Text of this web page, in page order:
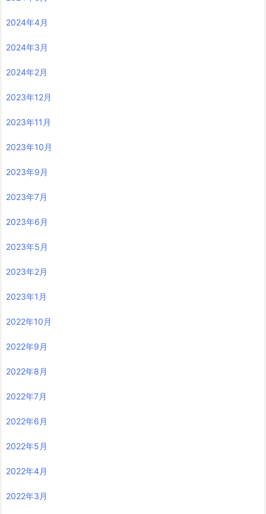
2024年4月
2024年3月
2024年2月
2023年12月
2023年11月
2023年10月
2023年9月
2023年7月
2023年6月
2023年5月
2023年2月
2023年1月
2022年10月
2022年9月
2022年8月
2022年7月
2022年6月
2022年5月
2022年4月
2022年3月